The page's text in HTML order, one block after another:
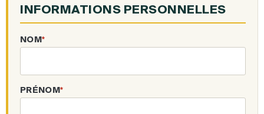
INFORMATIONS PERSONNELLES
NOM*
PRÉNOM*